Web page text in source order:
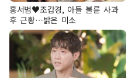
홍서범♥조갑경, 아들 불륜 사과
후 근황…밝은 미소